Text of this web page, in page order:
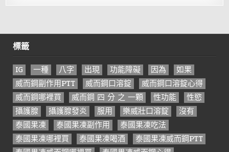
標籤
IG 一種 八字 出現 功能障礙 因為
如果
威而鋼副作用PTT
威而鋼口溶錠
威而鋼口溶錠心得
威而鋼哪裡買
威而鋼 四 分 之 一顆 性功能
性慾
攝護腺
攝護腺發炎 服用 樂威壯口溶錠
沒有
泰國果凍
泰國果凍副作用
泰國果凍吃法
泰國果凍哪裡買
泰國果凍喝酒
泰國果凍威而鋼PTT